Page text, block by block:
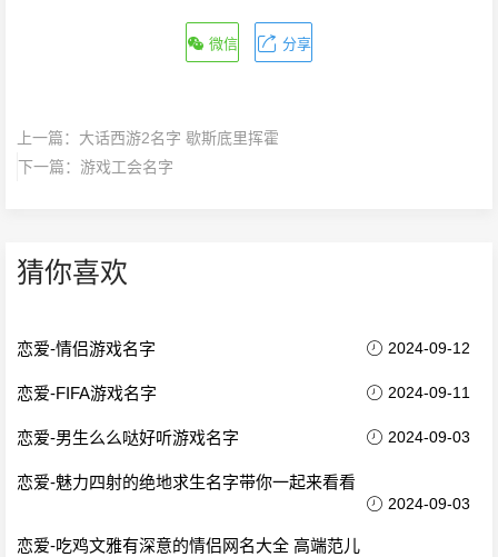
微信 分享
上一篇： 大话西游2名字 歇斯底里挥霍
下一篇： 游戏工会名字
猜你喜欢
恋爱-情侣游戏名字 2024-09-12
恋爱-FIFA游戏名字 2024-09-11
恋爱-男生么么哒好听游戏名字 2024-09-03
恋爱-魅力四射的绝地求生名字带你一起来看看
2024-09-03
恋爱-吃鸡文雅有深意的情侣网名大全 高端范儿